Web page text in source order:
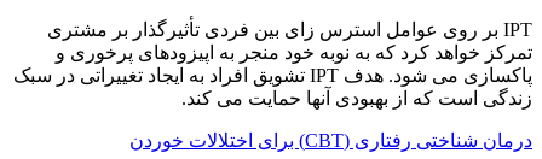
IPT بر روی عوامل استرس زای بین فردی تأثیرگذار بر مشتری
تمرکز خواهد کرد که به نوبه خود منجر به اپیزودهای پرخوری و
پاکسازی می شود. هدف IPT تشویق افراد به ایجاد تغییراتی در سبک
زندگی است که از بهبودی آنها حمایت می کند.
درمان شناختی رفتاری (CBT) برای اختلالات خوردن